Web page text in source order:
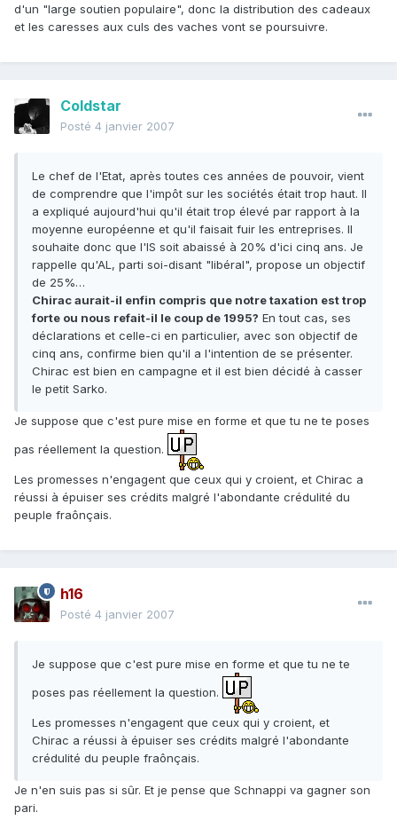
d'un "large soutien populaire", donc la distribution des cadeaux
et les caresses aux culs des vaches vont se poursuivre.
Coldstar
Posté 4 janvier 2007
Le chef de l'Etat, après toutes ces années de pouvoir, vient
de comprendre que l'impôt sur les sociétés était trop haut. Il
a expliqué aujourd'hui qu'il était trop élevé par rapport à la
moyenne européenne et qu'il faisait fuir les entreprises. Il
souhaite donc que l'IS soit abaissé à 20% d'ici cinq ans. Je
rappelle qu'AL, parti soi-disant "libéral", propose un objectif
de 25%…
Chirac aurait-il enfin compris que notre taxation est trop
forte ou nous refait-il le coup de 1995? En tout cas, ses
déclarations et celle-ci en particulier, avec son objectif de
cinq ans, confirme bien qu'il a l'intention de se présenter.
Chirac est bien en campagne et il est bien décidé à casser
le petit Sarko.
Je suppose que c'est pure mise en forme et que tu ne te poses
pas réellement la question.
Les promesses n'engagent que ceux qui y croient, et Chirac a
réussi à épuiser ses crédits malgré l'abondante crédulité du
peuple fraônçais.
h16
Posté 4 janvier 2007
Je suppose que c'est pure mise en forme et que tu ne te
poses pas réellement la question.
Les promesses n'engagent que ceux qui y croient, et
Chirac a réussi à épuiser ses crédits malgré l'abondante
crédulité du peuple fraônçais.
Je n'en suis pas si sûr. Et je pense que Schnappi va gagner son
pari.